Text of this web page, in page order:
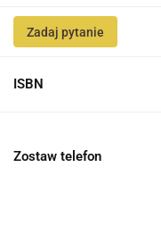
Zadaj pytanie
ISBN
Zostaw telefon